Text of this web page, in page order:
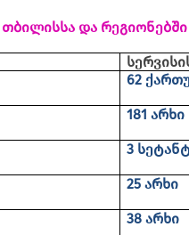
თბილისსა და რეგიონებში
62
181 არხი
3
25 არხი
38 არხი